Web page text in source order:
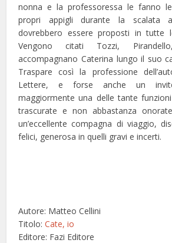
nonna e la professoressa le fanno
propri appigli durante la scalata
dovrebbero essere proposti in tutte
Vengono citati Tozzi,
accompagnano Caterina lungo il suo
Traspare così la professione
Lettere, e forse anche un
maggiormente una delle tante
trascurate e non abbastanza
un’eccellente compagna di viaggio,
felici, generosa in quelli gravi e incerti.
Autore: Matteo Cellini
Titolo:Cate, io
Editore: Fazi Editore